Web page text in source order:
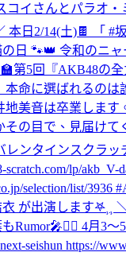
イさんとパラオ・
本日2/14(土)🍫 「 #
日 🐾👑 令和のニ
🏫第5回『AKB48の
本命に選ばれるの
地美音は卒業しま
その目で、見届け
レンタインスクラ
lp/akb_V-
selection/list/
が出演します𖤐⸒⸒
Rumor🎤❤️‍🔥 4月3
seishun https://